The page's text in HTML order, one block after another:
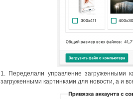
1. Переделали управление загруженными
загруженными картинками для новости, а и